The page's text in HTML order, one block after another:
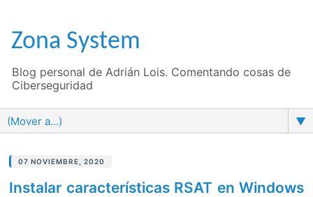
Zona System
Blog personal de Adrián Lois. Comentando cosas de
Ciberseguridad
▼
07 NOVIEMBRE, 2020
Instalar características RSAT en Windows